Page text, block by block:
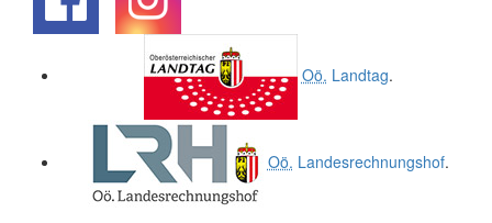
Oö. Landtag.
Oö. Landesrechnungshof.